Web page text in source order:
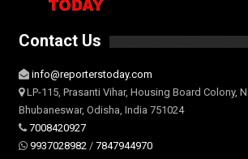
Contact Us
info@reporterstoday.com
LP-115, Prasanti Vihar, Housing Board Colony,
Bhubaneswar, Odisha, India 751024
7008420927
9937028982 / 7847944970